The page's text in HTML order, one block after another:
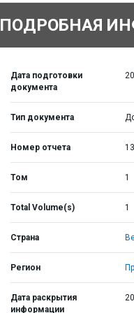
ПОДРОБНАЯ
Дата подготовки
документа
Тип документа
Номер отчета
Том 1
Total Volume(s) 1
Страна
Регион
Дата раскрытия
информации